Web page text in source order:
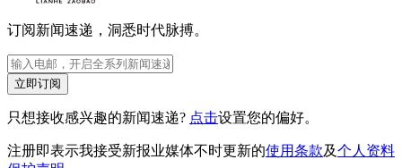
订阅新闻速递，洞悉时代脉搏。
立即订阅
只想接收感兴趣的新闻速递? 点击设置您的偏好。
注册即表示我接受新报业媒体不时更新的使用条款及个人资料